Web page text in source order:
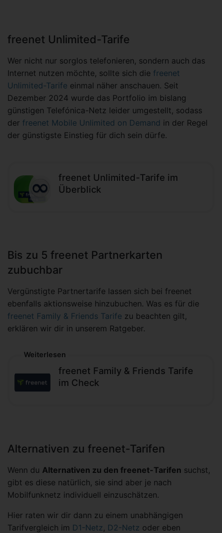
freenet Unlimited-Tarife
Wer nicht nur sorglos telefonieren, sondern auch das
Internet nutzen möchte, sollte sich die freenet
Unlimited-Tarife einmal näher anschauen. Seit
Dezember 2024 wurde das Portfolio im bislang
günstigen Telefónica-Netz leider umgestellt, sodass
der freenet Mobile Unlimited on Demand in der Regel
der günstigste Einstieg für dich sein dürfe.
freenet Unlimited-Tarife im
Überblick
Bis zu 5 freenet Partnerkarten
zubuchbar
Vergünstigte Partnertarife lassen sich bei freenet
ebenfalls aktionsweise hinzubuchen. Was es für die
freenet Family & Friends Tarife zu beachten gilt,
erklären wir dir in unserem Ratgeber.
Weiterlesen
freenet Family & Friends Tarife
im Check
Alternativen zu freenet-Tarifen
Wenn du Alternativen zu den freenet-Tarifen suchst,
gibt es diese natürlich, sie sind aber je nach
Mobilfunknetz individuell einzuschätzen.
Hier raten wir dir dann zu einem unabhängigen
Tarifvergleich im D1-Netz , D2-Netz oder eben